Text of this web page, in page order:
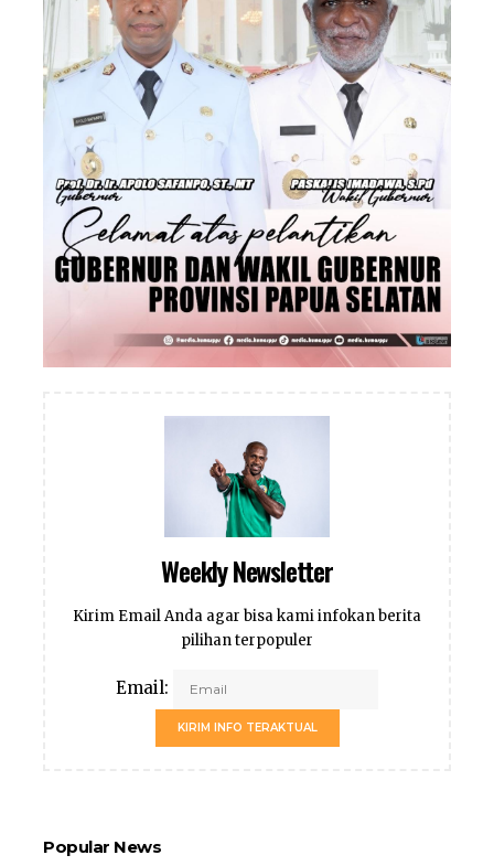
Weekly Newsletter
Kirim Email Anda agar bisa kami infokan berita
pilihan terpopuler
Email:
KIRIM INFO TERAKTUAL
Popular News